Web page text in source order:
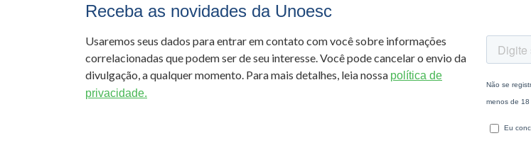
Receba as novidades da Unoesc
Usaremos seus dados para entrar em contato com você sobre informações
correlacionadas que podem ser de seu interesse. Você pode cancelar o envio da
divulgação, a qualquer momento. Para mais detalhes, leia nossa política de
privacidade.